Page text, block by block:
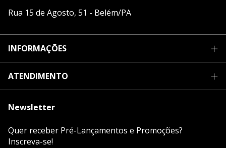
Rua 15 de Agosto, 51 - Belém/PA
INFORMAÇÕES
ATENDIMENTO
Newsletter
Quer receber Pré-Lançamentos e Promoções?
Inscreva-se!